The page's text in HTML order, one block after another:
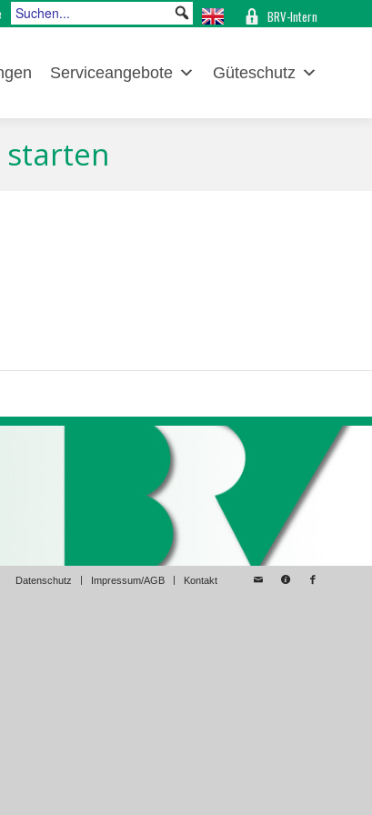
BRV-Intern
Serviceangebote Güteschutz
starten
Datenschutz Impressum/AGB Kontakt